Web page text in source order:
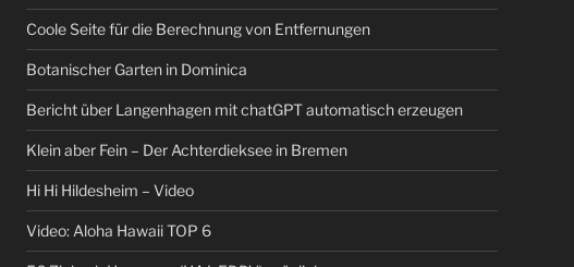
Coole Seite für die Berechnung von Entfernungen
Botanischer Garten in Dominica
Bericht über Langenhagen mit chatGPT automatisch erzeugen
Klein aber Fein – Der Achterdieksee in Bremen
Hi Hi Hildesheim – Video
Video: Aloha Hawaii TOP 6